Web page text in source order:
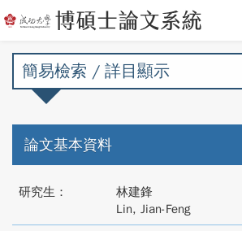
簡易檢索 / 詳目顯示
論文基本資料
研究生：
林建鋒
Lin, Jian-Feng